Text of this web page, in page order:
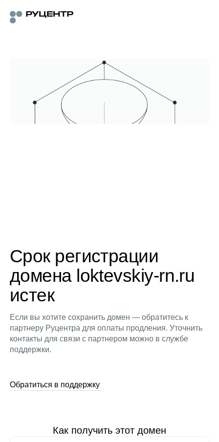
Срок регистрации
домена loktevskiy-rn.ru
истек
Если вы хотите сохранить домен — обратитесь к
партнеру Руцентра для оплаты продления. Уточнить
контакты для связи с партнером можно в службе
поддержки.
Обратиться в поддержку
Как получить этот домен